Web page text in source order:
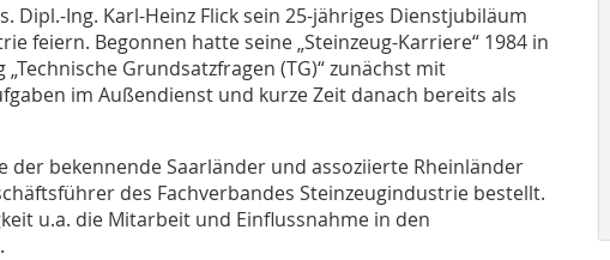
Dipl.-Ing. Karl-Heinz Flick sein 25-jähriges Dienstjubiläum
feiern. Begonnen hatte seine „Steinzeug-Karriere“ 1984 in
Grundsatzfragen (TG)“ zunächst mit
im Außendienst und kurze Zeit danach bereits als
der bekennende Saarländer und assoziierte Rheinländer
des Fachverbandes Steinzeugindustrie bestellt.
u.a. die Mitarbeit und Einflussnahme in den